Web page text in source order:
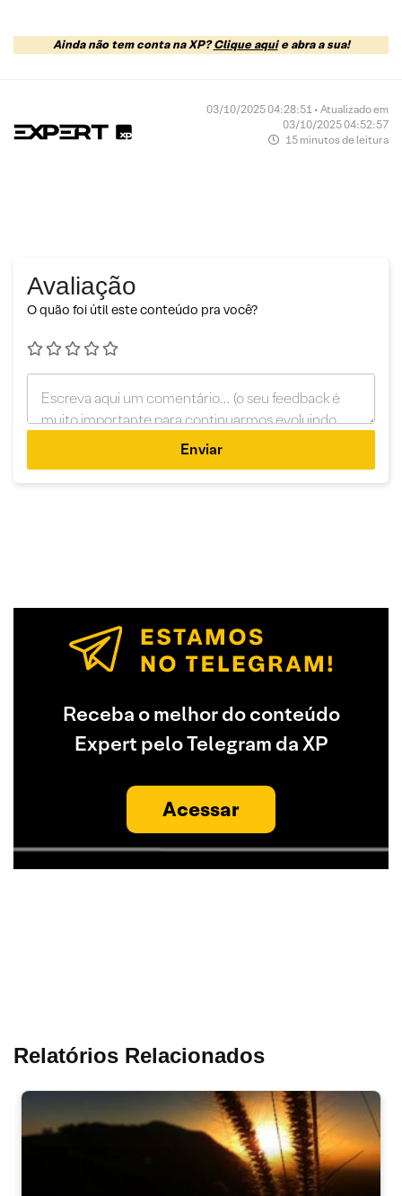
Ainda não tem conta na XP?Clique aquie abra a sua!
03/10/2025 04:28:51 • Atualizado em
03/10/2025 04:52:57
15 minutos de leitura
Avaliação
O quão foi útil este conteúdo pra você?
Enviar
Receba o melhor do conteúdo
Expert pelo Telegram da XP
Acessar
Relatórios Relacionados